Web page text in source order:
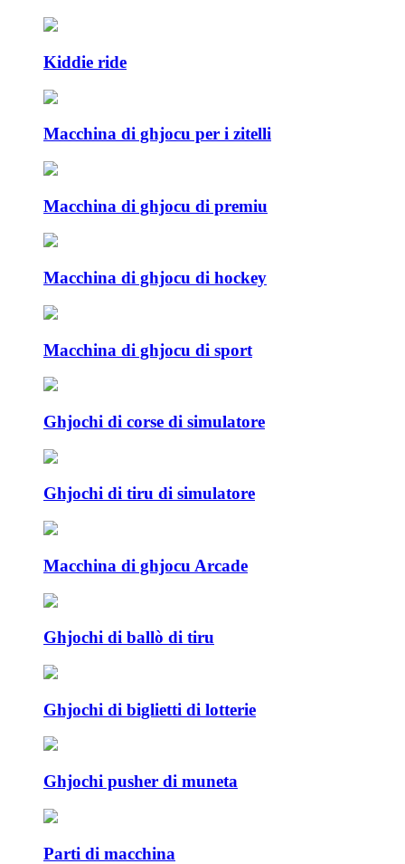
Kiddie ride
Macchina di ghjocu per i zitelli
Macchina di ghjocu di premiu
Macchina di ghjocu di hockey
Macchina di ghjocu di sport
Ghjochi di corse di simulatore
Ghjochi di tiru di simulatore
Macchina di ghjocu Arcade
Ghjochi di ballò di tiru
Ghjochi di biglietti di lotterie
Ghjochi pusher di muneta
Parti di macchina